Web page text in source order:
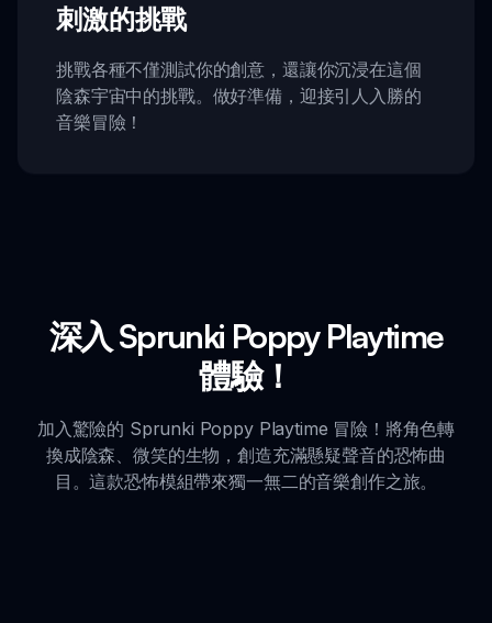
刺激的挑戰
挑戰各種不僅測試你的創意，還讓你沉浸在這個
陰森宇宙中的挑戰。做好準備，迎接引人入勝的
音樂冒險！
深入 Sprunki Poppy Playtime
體驗！
加入驚險的 Sprunki Poppy Playtime 冒險！將角色轉
換成陰森、微笑的生物，創造充滿懸疑聲音的恐怖曲
目。這款恐怖模組帶來獨一無二的音樂創作之旅。